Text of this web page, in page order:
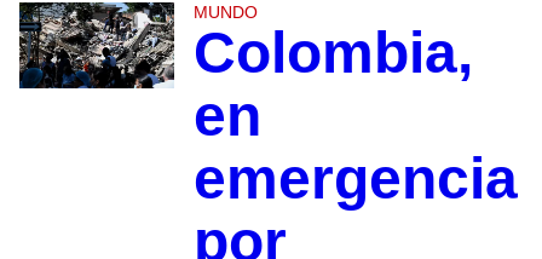
MUNDO
Colombia,
en
emergencia
por